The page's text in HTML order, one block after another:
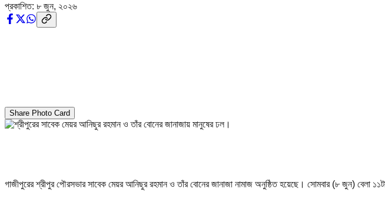
প্রকাশিত: ৮ জুন, ২০২৬
Share Photo Card
গাজীপুরের শ্রীপুর পৌরসভার সাবেক মেয়র আনিছুর রহমান ও তাঁর বোনের জানাজা নামাজ অনুষ্ঠিত হয়েছে। সোমবার (৮ জুন) বেলা